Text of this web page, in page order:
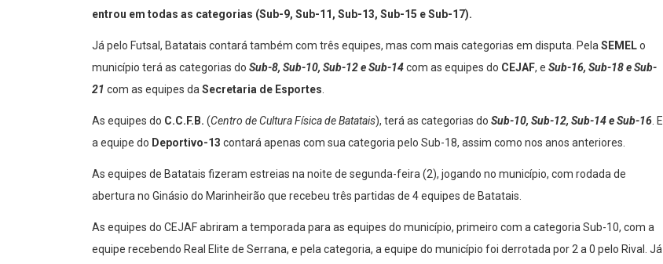
entrou em todas as categorias (Sub-9, Sub-11, Sub-13, Sub-15 e Sub-17).
Já pelo Futsal, Batatais contará também com três equipes, mas com mais categorias em disputa. PelaSEMELo
município terá as categorias do Sub-8, Sub-10, Sub-12 e Sub-14com as equipes do CEJAF, e Sub-16, Sub-18 e Sub-
21 com as equipes daSecretaria de Esportes.
As equipes do C.C.F.B. (Centro de Cultura Física de Batatais), terá as categorias do Sub-10, Sub-12, Sub-14 e Sub-16. E
a equipe do Deportivo-13 contará apenas com sua categoria pelo Sub-18, assim como nos anos anteriores.
As equipes de Batatais fizeram estreias na noite de segunda-feira (2), jogando no município, com rodada de
abertura no Ginásio do Marinheirão que recebeu três partidas de 4 equipes de Batatais.
As equipes do CEJAF abriram a temporada para as equipes do município, primeiro com a categoria Sub-10, com a
equipe recebendo Real Elite de Serrana, e pela categoria, a equipe do município foi derrotada por 2 a 0 pelo Rival. Já